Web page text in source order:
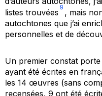
listes trouvées
9
, mais
autochtones que j’ai
personnelles et de
Un premier constat
ayant été écrites en
les 14 œuvres (sans
recensées, 9 ont été